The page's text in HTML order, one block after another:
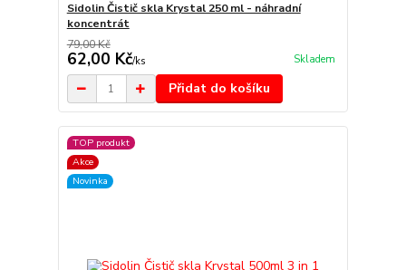
Sidolin Čistič skla Krystal 250 ml - náhradní
koncentrát
79,00 Kč
62,00 Kč/ks Skladem
Přidat do košíku
TOP produkt
Akce
Novinka